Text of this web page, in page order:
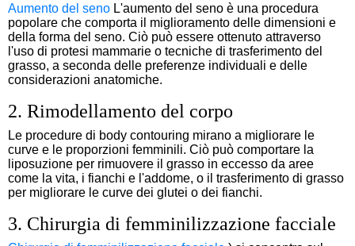
Aumento del seno L'aumento del seno è una procedura
popolare che comporta il miglioramento delle dimensioni e
della forma del seno. Ciò può essere ottenuto attraverso
l'uso di protesi mammarie o tecniche di trasferimento del
grasso, a seconda delle preferenze individuali e delle
considerazioni anatomiche.
2. Rimodellamento del corpo
Le procedure di body contouring mirano a migliorare le
curve e le proporzioni femminili. Ciò può comportare la
liposuzione per rimuovere il grasso in eccesso da aree
come la vita, i fianchi e l'addome, o il trasferimento di grasso
per migliorare le curve dei glutei o dei fianchi.
3. Chirurgia di femminilizzazione facciale